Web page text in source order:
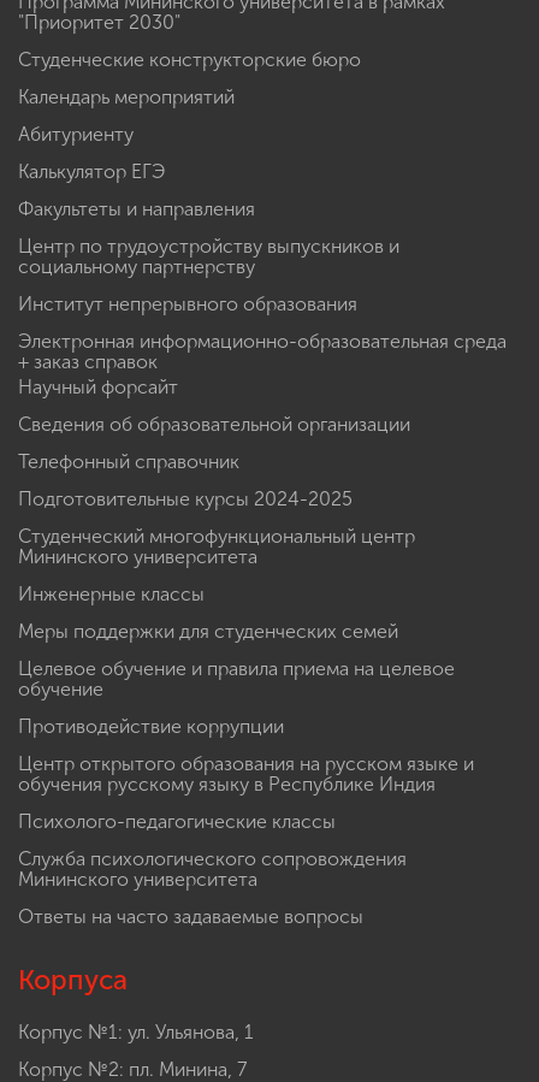
"Приоритет 2030"
Студенческие конструкторские бюро
Календарь мероприятий
Абитуриенту
Калькулятор ЕГЭ
Факультеты и направления
Центр по трудоустройству выпускников и
социальному партнерству
Институт непрерывного образования
Электронная информационно-образовательная среда
+ заказ справок
Научный форсайт
Сведения об образовательной организации
Телефонный справочник
Подготовительные курсы 2024-2025
Студенческий многофункциональный центр
Мининского университета
Инженерные классы
Меры поддержки для студенческих семей
Целевое обучение и правила приема на целевое
обучение
Противодействие коррупции
Центр открытого образования на русском языке и
обучения русскому языку в Республике Индия
Психолого-педагогические классы
Служба психологического сопровождения
Мининского университета
Ответы на часто задаваемые вопросы
Корпуса
Корпус №1: ул. Ульянова, 1
Корпус №2: пл. Минина, 7